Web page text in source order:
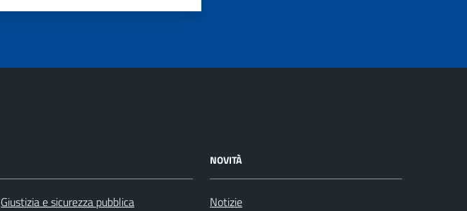
Giustizia e sicurezza pubblica
NOVITÀ
Notizie